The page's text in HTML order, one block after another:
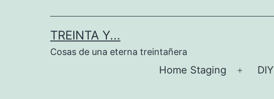
TREINTA Y...
Cosas de una eterna treintañera
Home Staging
Abrir
DIY